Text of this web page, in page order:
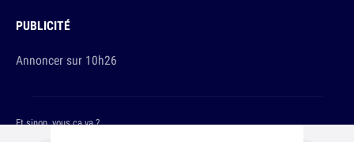
PUBLICITÉ
Annoncer sur 10h26
Et sinon, vous ça va ?